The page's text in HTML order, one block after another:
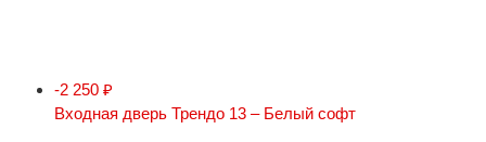
-2 250 ₽
Входная дверь Трендо 13 – Белый софт